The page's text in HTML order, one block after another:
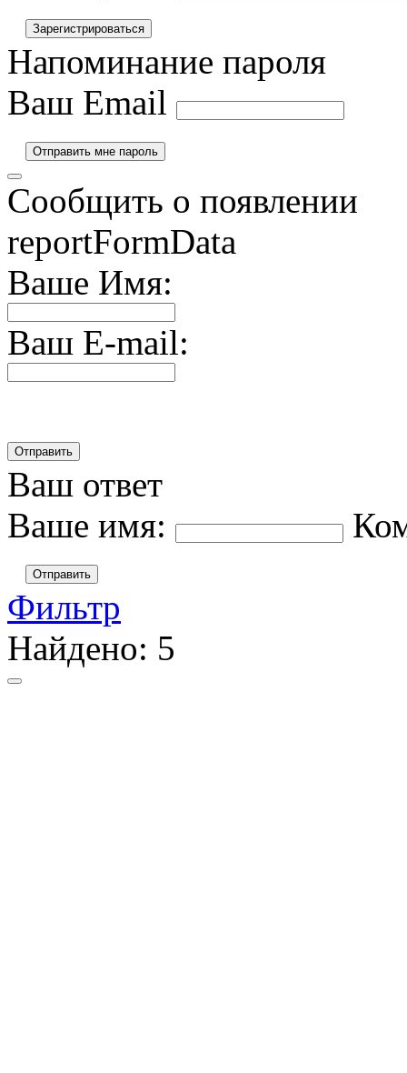
Напоминание пароля
Ваш Email
Сообщить о появлении
reportFormData
Ваше Имя:
Ваш E-mail:
Ваш ответ
Ваше имя:
Отправить
Фильтр
Найдено: 5